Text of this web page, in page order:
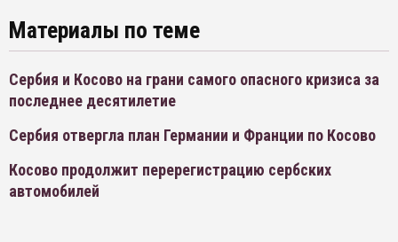
Материалы по теме
Сербия и Косово на грани самого опасного кризиса за
последнее десятилетие
Сербия отвергла план Германии и Франции по Косово
Косово продолжит перерегистрацию сербских
автомобилей